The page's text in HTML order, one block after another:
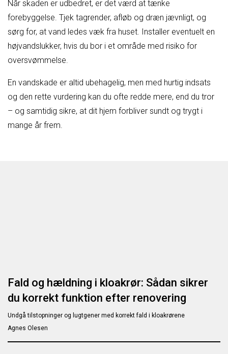
Når skaden er udbedret, er det værd at tænke
forebyggelse. Tjek tagrender, afløb og dræn jævnligt, og
sørg for, at vand ledes væk fra huset. Installer eventuelt en
højvandslukker, hvis du bor i et område med risiko for
oversvømmelse.
En vandskade er altid ubehagelig, men med hurtig indsats
og den rette vurdering kan du ofte redde mere, end du tror
– og samtidig sikre, at dit hjem forbliver sundt og trygt i
mange år frem.
Fald og hældning i kloakrør: Sådan sikrer
du korrekt funktion efter renovering
Undgå tilstopninger og lugtgener med korrekt fald i kloakrørene
Agnes Olesen